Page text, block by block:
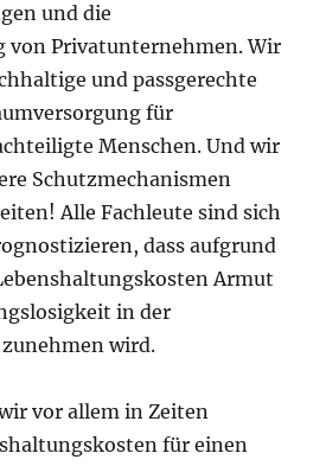
und die
von Privatunternehmen. Wir
und passgerechte
für
Menschen. Und wir
Schutzmechanismen
Alle Fachleute sind sich
dass aufgrund
Armut
in der
wird.
vor allem in Zeiten
für einen